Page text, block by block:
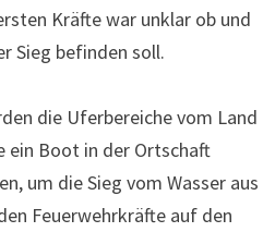
Kräfte war unklar ob und
Sieg befinden soll.
die Uferbereiche vom Land
ein Boot in der Ortschaft
um die Sieg vom Wasser aus
Feuerwehrkräfte auf den